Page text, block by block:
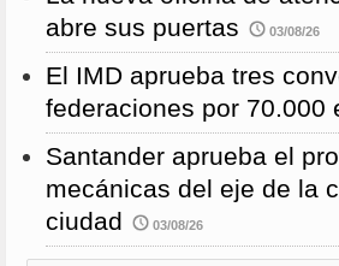
abre sus puertas
03/08/26
El IMD aprueba tres
federaciones por 70.000
Santander aprueba el
mecánicas del eje de la
ciudad
03/08/26